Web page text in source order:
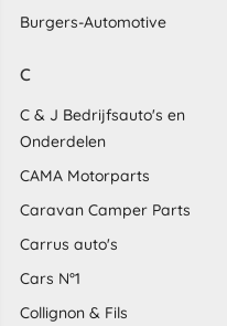
Burgers-Automotive
C
C & J Bedrijfsauto's en
Onderdelen
CAMA Motorparts
Caravan Camper Parts
Carrus auto's
Cars N°1
Collignon & Fils